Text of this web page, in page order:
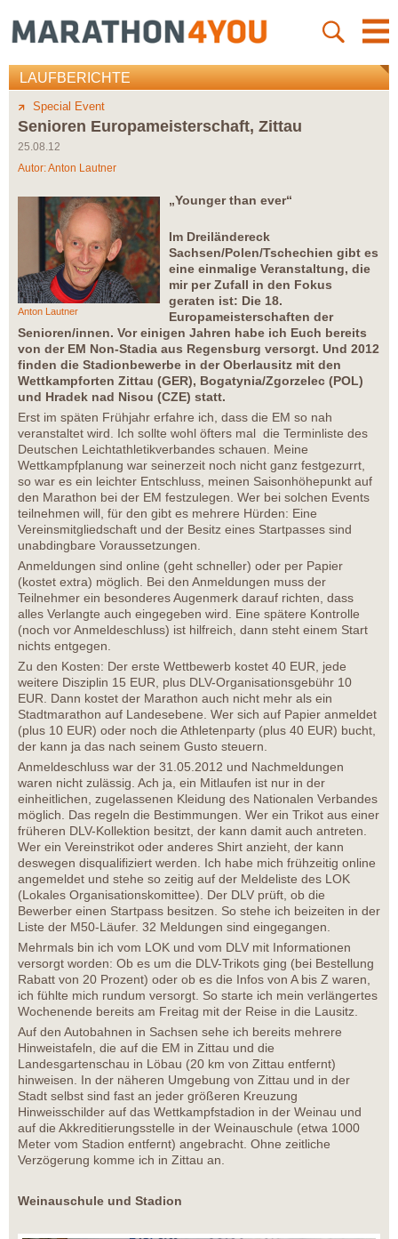
LAUFBERICHTE
Special Event
Senioren Europameisterschaft, Zittau
25.08.12
Autor:Anton Lautner
Anton Lautner
„Younger than ever“
Im Dreiländereck
Sachsen/Polen/Tschechien gibt es
eine einmalige Veranstaltung, die
mir per Zufall in den Fokus
geraten ist: Die 18.
Europameisterschaften der
Senioren/innen. Vor einigen Jahren habe ich Euch bereits
von der EM Non-Stadia aus Regensburg versorgt. Und 2012
finden die Stadionbewerbe in der Oberlausitz mit den
Wettkampforten Zittau (GER), Bogatynia/Zgorzelec (POL)
und Hradek nad Nisou (CZE) statt.
Erst im späten Frühjahr erfahre ich, dass die EM so nah
veranstaltet wird. Ich sollte wohl öfters mal die Terminliste des
Deutschen Leichtathletikverbandes schauen. Meine
Wettkampfplanung war seinerzeit noch nicht ganz festgezurrt,
so war es ein leichter Entschluss, meinen Saisonhöhepunkt auf
den Marathon bei der EM festzulegen. Wer bei solchen Events
teilnehmen will, für den gibt es mehrere Hürden: Eine
Vereinsmitgliedschaft und der Besitz eines Startpasses sind
unabdingbare Voraussetzungen.
Anmeldungen sind online (geht schneller) oder per Papier
(kostet extra) möglich. Bei den Anmeldungen muss der
Teilnehmer ein besonderes Augenmerk darauf richten, dass
alles Verlangte auch eingegeben wird. Eine spätere Kontrolle
(noch vor Anmeldeschluss) ist hilfreich, dann steht einem Start
nichts entgegen.
Zu den Kosten: Der erste Wettbewerb kostet 40 EUR, jede
weitere Disziplin 15 EUR, plus DLV-Organisationsgebühr 10
EUR. Dann kostet der Marathon auch nicht mehr als ein
Stadtmarathon auf Landesebene. Wer sich auf Papier anmeldet
(plus 10 EUR) oder noch die Athletenparty (plus 40 EUR) bucht,
der kann ja das nach seinem Gusto steuern.
Anmeldeschluss war der 31.05.2012 und Nachmeldungen
waren nicht zulässig. Ach ja, ein Mitlaufen ist nur in der
einheitlichen, zugelassenen Kleidung des Nationalen Verbandes
möglich. Das regeln die Bestimmungen. Wer ein Trikot aus einer
früheren DLV-Kollektion besitzt, der kann damit auch antreten.
Wer ein Vereinstrikot oder anderes Shirt anzieht, der kann
deswegen disqualifiziert werden. Ich habe mich frühzeitig online
angemeldet und stehe so zeitig auf der Meldeliste des LOK
(Lokales Organisationskomittee). Der DLV prüft, ob die
Bewerber einen Startpass besitzen. So stehe ich beizeiten in der
Liste der M50-Läufer. 32 Meldungen sind eingegangen.
Mehrmals bin ich vom LOK und vom DLV mit Informationen
versorgt worden: Ob es um die DLV-Trikots ging (bei Bestellung
Rabatt von 20 Prozent) oder ob es die Infos von A bis Z waren,
ich fühlte mich rundum versorgt. So starte ich mein verlängertes
Wochenende bereits am Freitag mit der Reise in die Lausitz.
Auf den Autobahnen in Sachsen sehe ich bereits mehrere
Hinweistafeln, die auf die EM in Zittau und die
Landesgartenschau in Löbau (20 km von Zittau entfernt)
hinweisen. In der näheren Umgebung von Zittau und in der
Stadt selbst sind fast an jeder größeren Kreuzung
Hinweisschilder auf das Wettkampfstadion in der Weinau und
auf die Akkreditierungsstelle in der Weinauschule (etwa 1000
Meter vom Stadion entfernt) angebracht. Ohne zeitliche
Verzögerung komme ich in Zittau an.
Weinauschule und Stadion